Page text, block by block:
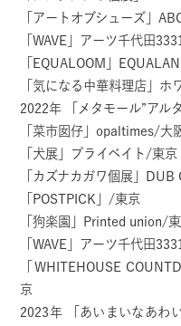
「アートオブシューズ」
「WAVE」アーツ千代田
「EQUALOOM」
「気になる中華料理店」ホ
2022年 「メタモール”アル
「菜市囡仔」opaltimes/大
「犬展」プライベイト/東京
「カズナカガワ個展」
「POSTPICK」/東京
「狗楽園」Printed union/
「WAVE」アーツ千代田
「WHITEHOUSE
京
2023年 「あいまいなあわ